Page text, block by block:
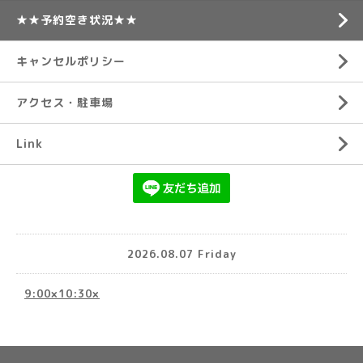
★★予約空き状況★★
キャンセルポリシー
アクセス・駐車場
Link
2026.08.07 Friday
9:00×10:30×